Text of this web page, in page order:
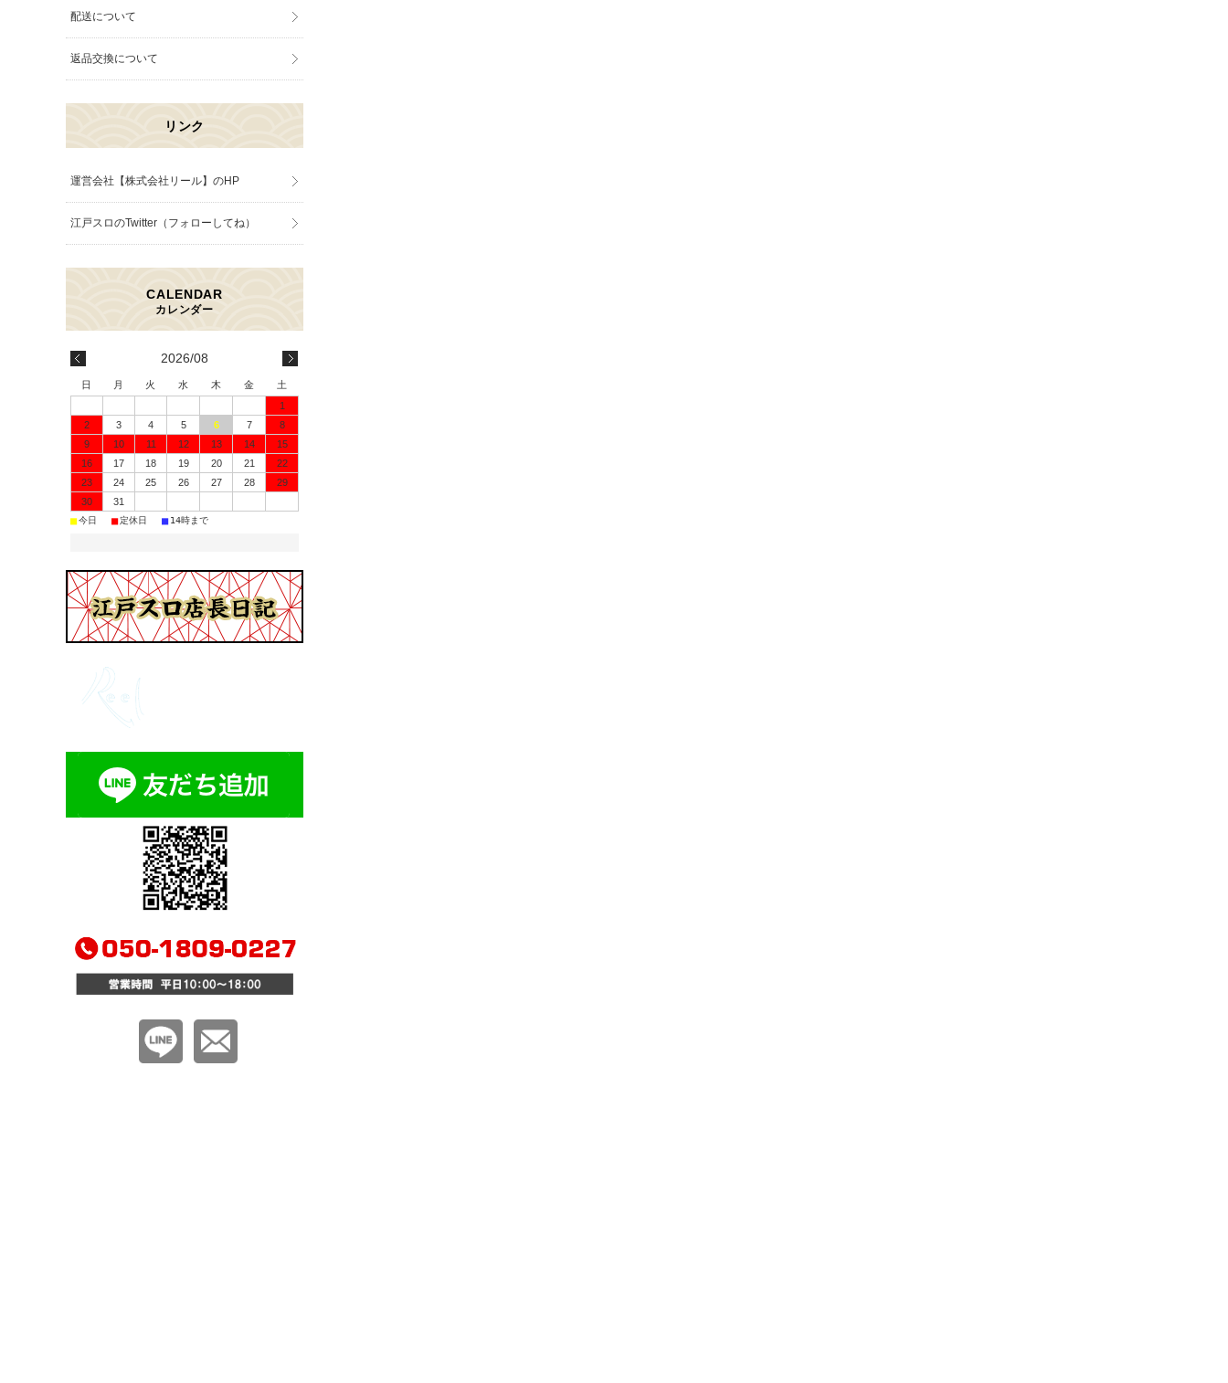
配送について
返品交換について
リンク
運営会社【株式会社リール】のHP
江戸スロのTwitter（フォローしてね）
2026/08
日 月 火 水 木 金
土
1
2
3 4 5 6 7
8
9
10 11 12 13 14
15
16
17 18 19 20 21
22
23
24 25 26 27 28
29
30
31
■今日 ■定休日 ■ 14時まで